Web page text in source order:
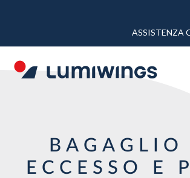
TOP
ASSISTENZA
BAGAGLIO
ECCESSO E